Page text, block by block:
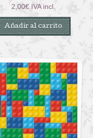
2,00€ IVA incl.
Añadir al carrito